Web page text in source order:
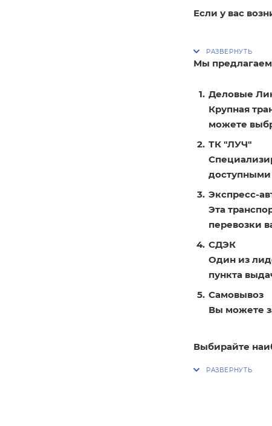
Если у вас
Мы предлагаем
Деловые
Крупная
можете
ТК "ЛУЧ"
Экспресс-
Эта
перевозки
СДЭК
Один из
пункта
Самовывоз
Вы можете
Выбирайте